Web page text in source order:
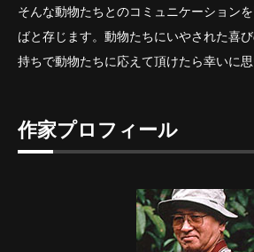
そんな動物たちとのコミュニケーション
ばと存じます。動物たちにいやされた喜
持ちで動物たちに応えて頂けたら幸いに思
作家プロフィール